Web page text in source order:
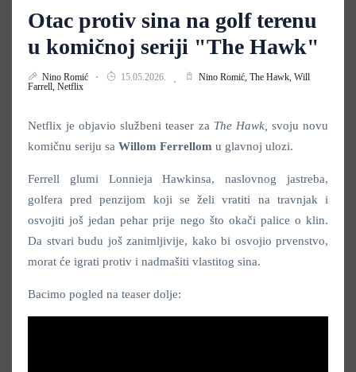
Otac protiv sina na golf terenu
u komičnoj seriji "The Hawk"
Nino Romić 15.05.2026. Nino Romić, The Hawk, Will
Farrell, Netflix
Netflix je objavio službeni teaser za The Hawk, svoju novu
komičnu seriju sa Willom Ferrellom u glavnoj ulozi.
Ferrell glumi Lonnieja Hawkinsa, naslovnog jastreba,
golfera pred penzijom koji se želi vratiti na travnjak i
osvojiti još jedan pehar prije nego što okači palice o klin.
Da stvari budu još zanimljivije, kako bi osvojio prvenstvo,
morat će igrati protiv i nadmašiti vlastitog sina.
Bacimo pogled na teaser dolje: